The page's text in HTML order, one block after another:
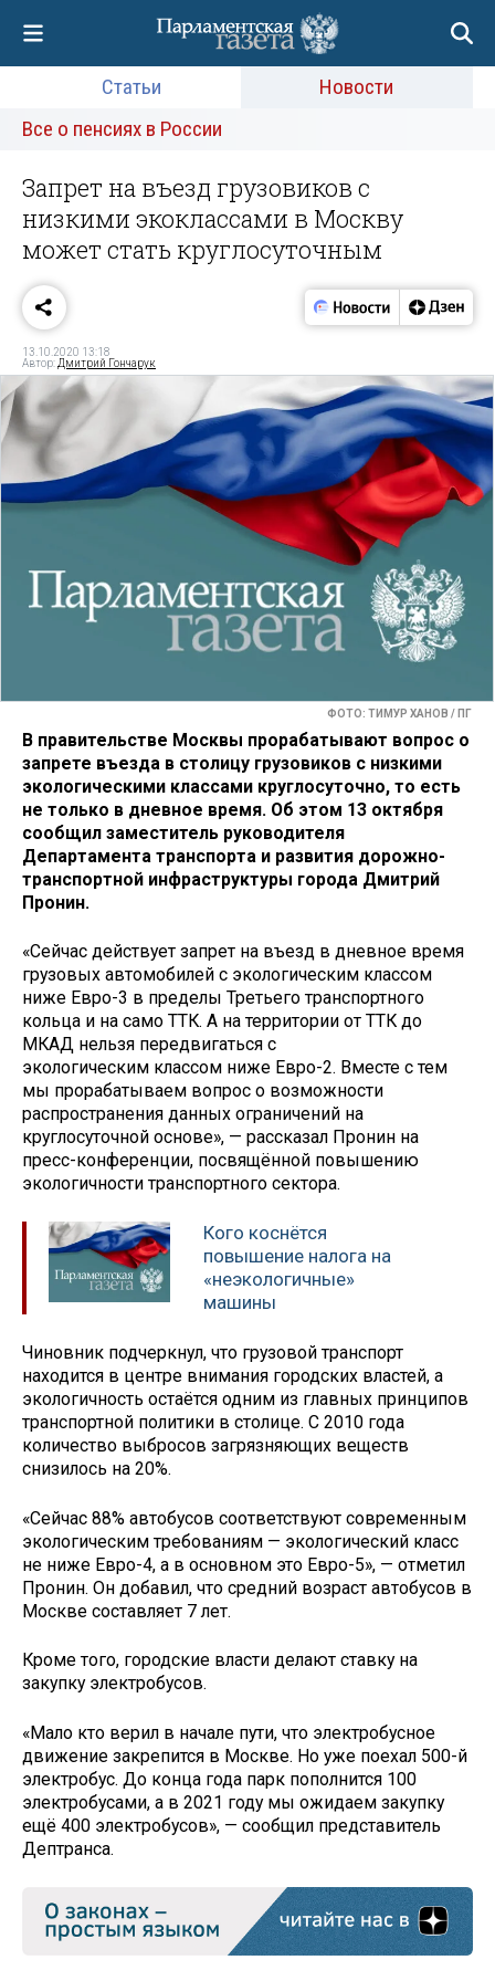
Статьи
Новости
Все о пенсиях в России
Запрет на въезд грузовиков с
низкими экоклассами в Москву
может стать круглосуточным
13.10.2020 13:18
Автор: Дмитрий Гончарук
ФОТО: ТИМУР ХАНОВ / ПГ
В правительстве Москвы прорабатывают вопрос о
запрете въезда в столицу грузовиков с низкими
экологическими классами круглосуточно, то есть
не только в дневное время. Об этом 13 октября
сообщил заместитель руководителя
Департамента транспорта и развития дорожно-
транспортной инфраструктуры города Дмитрий
Пронин.
«Сейчас действует запрет на въезд в дневное время
грузовых автомобилей с экологическим классом
ниже Евро-3 в пределы Третьего транспортного
кольца и на само ТТК. А на территории от ТТК до
МКАД нельзя передвигаться с
экологическим классом ниже Евро-2. Вместе с тем
мы прорабатываем вопрос о возможности
распространения данных ограничений на
круглосуточной основе», — рассказал Пронин на
пресс-конференции, посвящённой повышению
экологичности транспортного сектора.
Кого коснётся
повышение налога на
«неэкологичные»
машины
Чиновник подчеркнул, что грузовой транспорт
находится в центре внимания городских властей, а
экологичность остаётся одним из главных принципов
транспортной политики в столице. С 2010 года
количество выбросов загрязняющих веществ
снизилось на 20%.
«Сейчас 88% автобусов соответствуют современным
экологическим требованиям — экологический класс
не ниже Евро-4, а в основном это Евро-5», — отметил
Пронин. Он добавил, что средний возраст автобусов в
Москве составляет 7 лет.
Кроме того, городские власти делают ставку на
закупку электробусов.
«Мало кто верил в начале пути, что электробусное
движение закрепится в Москве. Но уже поехал 500-й
электробус. До конца года парк пополнится 100
электробусами, а в 2021 году мы ожидаем закупку
ещё 400 электробусов», — сообщил представитель
Дептранса.